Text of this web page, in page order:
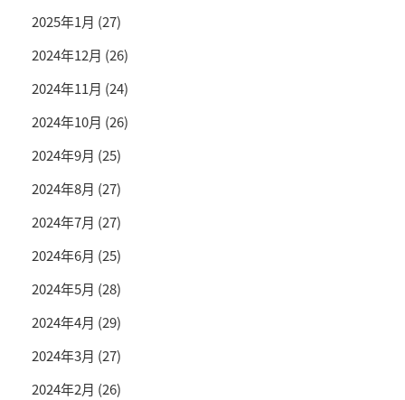
2025年1月 (27)
2024年12月 (26)
2024年11月 (24)
2024年10月 (26)
2024年9月 (25)
2024年8月 (27)
2024年7月 (27)
2024年6月 (25)
2024年5月 (28)
2024年4月 (29)
2024年3月 (27)
2024年2月 (26)